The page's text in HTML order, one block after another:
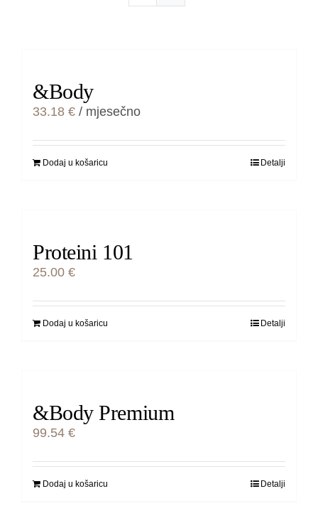
&Body
33.18 € / mjesečno
Dodaj u košaricu Detalji
Proteini 101
25.00 €
Dodaj u košaricu Detalji
&Body Premium
99.54 €
Dodaj u košaricu Detalji